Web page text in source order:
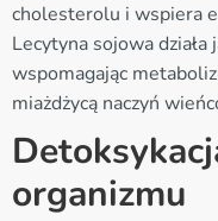
cholesterolu i wspiera
Lecytyna sojowa
wspomagając
miażdżycą naczyń
organizmu